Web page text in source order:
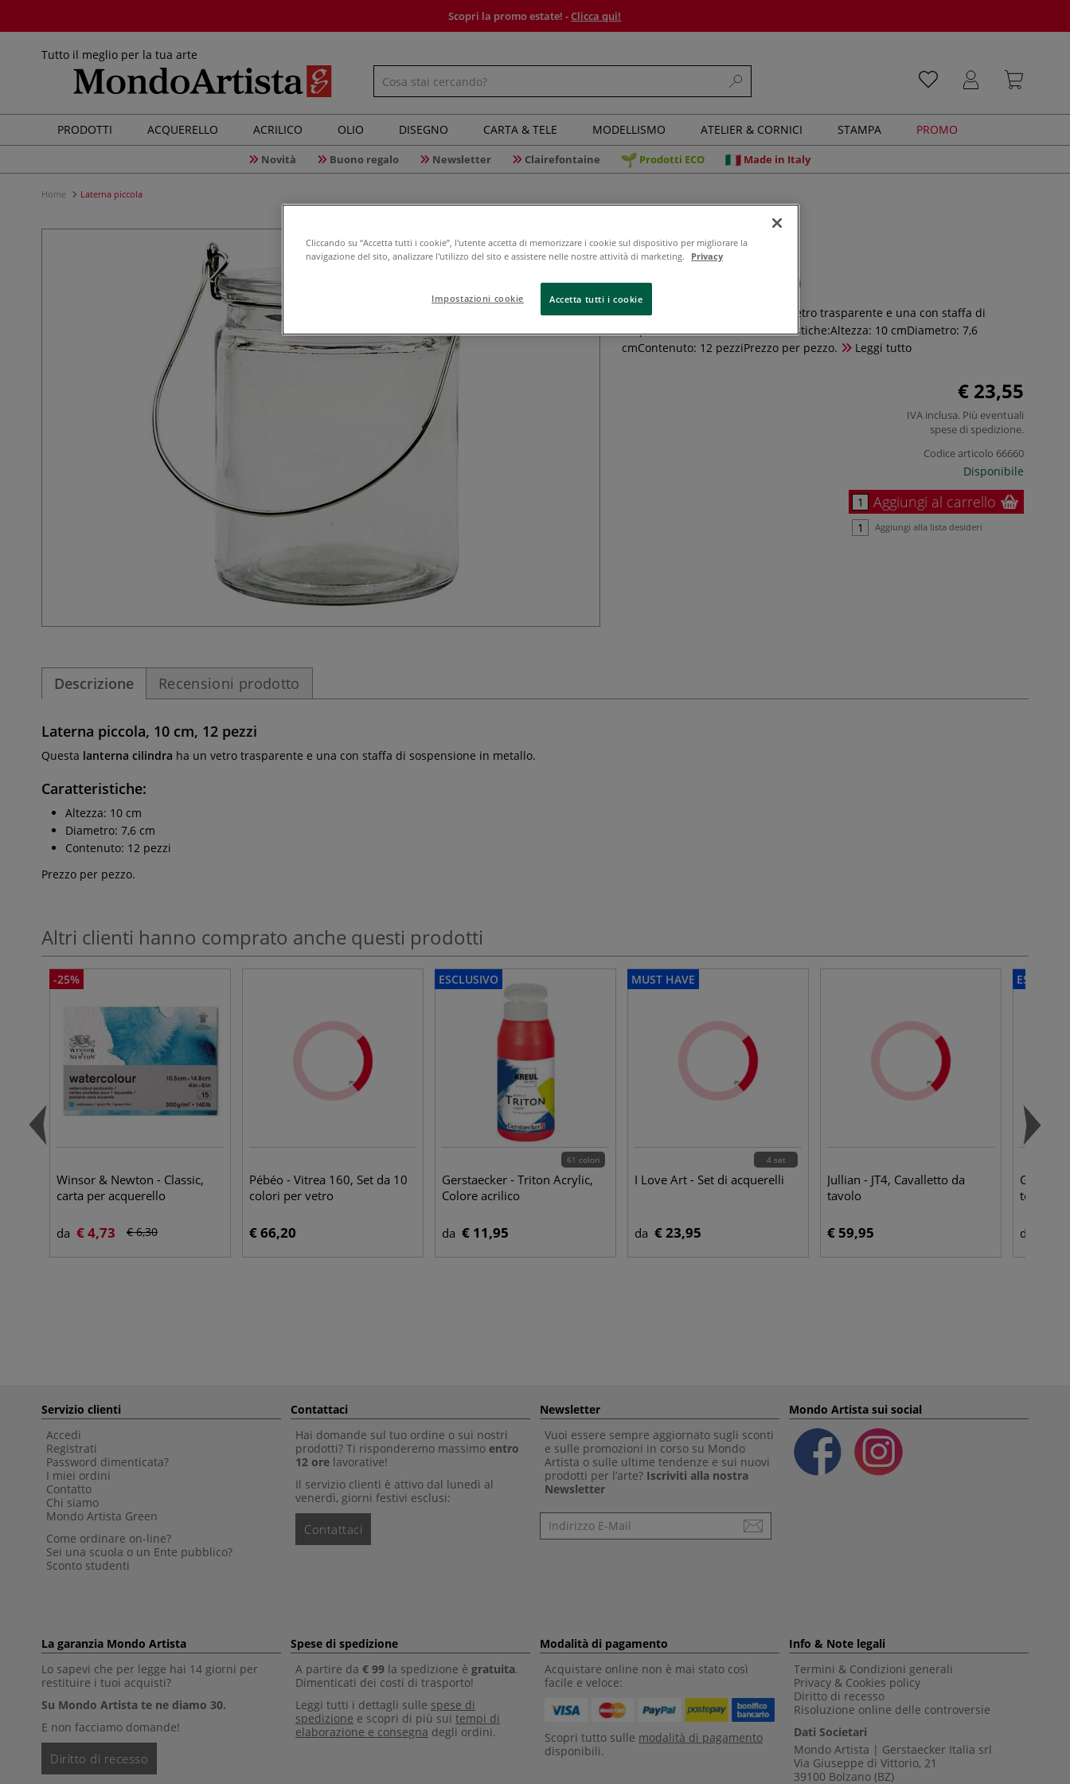
Scopri la promo estate! -Clicca qui!
Tutto il meglio per la tua arte
PRODOTTI ACQUERELLO ACRILICO OLIO DISEGNO CARTA & TELE MODELLISMO ATELIER & CORNICI STAMPA PROMO
Novità Buono regalo Newsletter Clairefontaine Prodotti ECO Made in Italy
Home Laterna piccola
Laterna piccola
0 recensioni
Questa lanterna cilindra ha un vetro trasparente e una con staffa di
sospensione in metallo.Caratteristiche:Altezza: 10 cmDiametro: 7,6
cmContenuto: 12 pezziPrezzo per pezzo.
Leggi tutto
€ 23,55
IVA inclusa. Più eventuali
spese di spedizione.
Codice articolo 66660
Disponibile
Aggiungi al carrello
Aggiungi alla lista desideri
Descrizione Recensioni prodotto
Laterna piccola, 10 cm, 12 pezzi
Questa lanterna cilindra ha un vetro trasparente e una con staffa di sospensione in metallo.
Caratteristiche:
Altezza: 10 cm
Diametro: 7,6 cm
Contenuto: 12 pezzi
Prezzo per pezzo.
Altri clienti hanno comprato anche questi prodotti
-25%
Winsor & Newton - Classic,
carta per acquerello
da € 4,73 € 6,30
Pébéo - Vitrea 160, Set da 10
colori per vetro
€ 66,20
ESCLUSIVO
61 colori
Gerstaecker - Triton Acrylic,
Colore acrilico
da € 11,95
MUST HAVE
4 set
I Love Art - Set di acquerelli
da € 23,95
Jullian - JT4, Cavalletto da
tavolo
€ 59,95
telato in
da
Servizio clienti
Accedi
Registrati
Password dimenticata?
I miei ordini
Contatto
Chi siamo
Mondo Artista Green
Come ordinare on-line?
Sei una scuola o un Ente pubblico?
Sconto studenti
Contattaci
Hai domande sul tuo ordine o sui nostri
prodotti? Ti risponderemo massimo entro
12 ore lavorative!
Il servizio clienti è attivo dal lunedì al
venerdì, giorni festivi esclusi:
Contattaci
Newsletter
Vuoi essere sempre aggiornato sugli sconti
e sulle promozioni in corso su Mondo
Artista o sulle ultime tendenze e sui nuovi
prodotti per l’arte? Iscriviti alla nostra
Newsletter
Newsletter
Mondo Artista sui social
La garanzia Mondo Artista
Lo sapevi che per legge hai 14 giorni per
restituire i tuoi acquisti?
Su Mondo Artista te ne diamo 30.
E non facciamo domande!
Diritto di recesso
Spese di spedizione
A partire da € 99 la spedizione è gratuita.
Dimenticati dei costi di trasporto!
Leggi tutti i dettagli sulle spese di
spedizione e scopri di più sui tempi di
elaborazione e consegna degli ordini.
Modalità di pagamento
Acquistare online non è mai stato così
facile e veloce:
Scopri tutto sulle modalità di pagamento
disponibili.
Info & Note legali
Termini & Condizioni generali
Privacy & Cookies policy
Diritto di recesso
Risoluzione online delle controversie
Dati Societari
Mondo Artista | Gerstaecker Italia srl
Via Giuseppe di Vittorio, 21
39100 Bolzano (BZ)
Cliccando su “Accetta tutti i cookie”, l'utente accetta di memorizzare i cookie sul dispositivo per migliorare la
navigazione del sito, analizzare l'utilizzo del sito e assistere nelle nostre attività di marketing.
Privacy
Impostazioni cookie Accetta tutti i cookie